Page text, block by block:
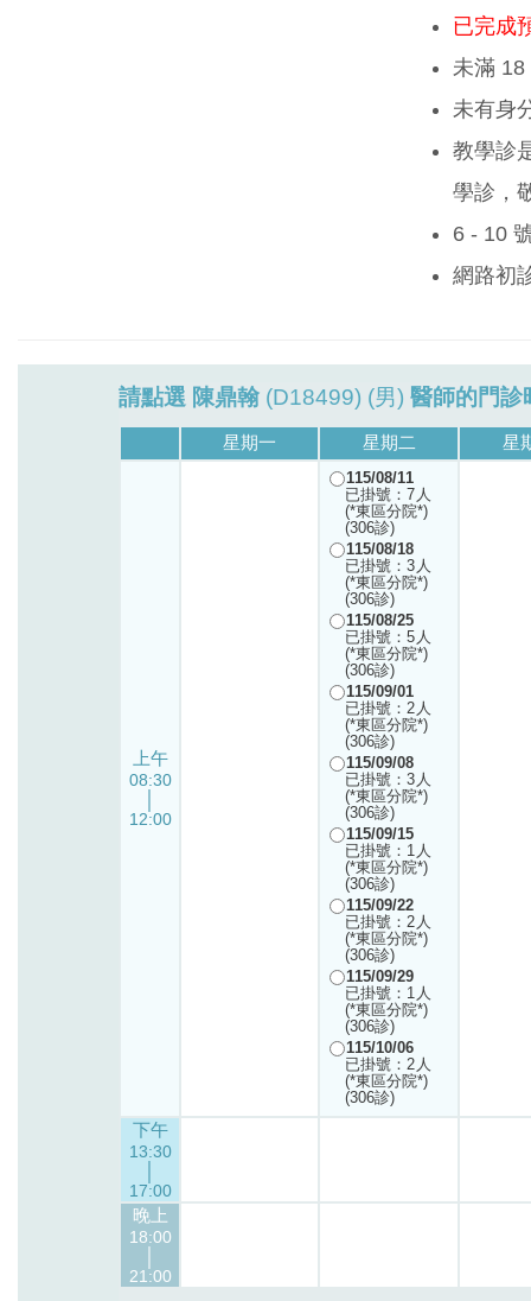
已完成
未滿 18
未有身
教學診
學診，
6 - 10
網路初